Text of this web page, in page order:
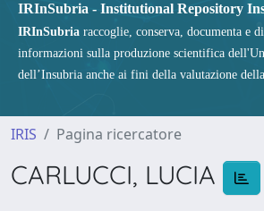
IRInSubria - Institutional Repository
IRInSubria raccoglie, conserva, documenta e
informazioni sulla produzione scientifica
dell’Insubria anche ai fini della valutazione
IRIS Pagina ricercatore
CARLUCCI, LUCIA